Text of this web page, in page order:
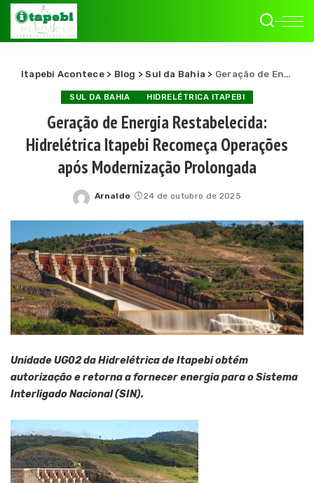
Itapebi Acontece> Blog >Sul da Bahia > Geração de Energia Restabelecida: Hidrelétrica Itapebi Recomeça Operações após Modernização Prolongada
SUL DA BAHIA HIDRELÉTRICA ITAPEBI
Geração de Energia Restabelecida:
Hidrelétrica Itapebi Recomeça Operações
após Modernização Prolongada
Posted
Arnaldo 24 de outubro de 2025
Unidade UG02 da Hidrelétrica de Itapebi obtém
autorização e retorna a fornecer energia para o Sistema
Interligado Nacional (SIN).